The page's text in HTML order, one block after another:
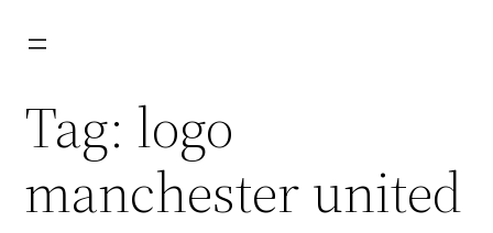
Tag: logo
manchester united